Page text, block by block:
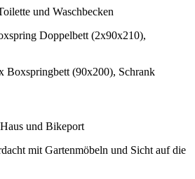
und Waschbecken
Doppelbett (2x90x210),
Boxspringbett (90x200), Schrank
und Bikeport
mit Gartenmöbeln und Sicht auf die